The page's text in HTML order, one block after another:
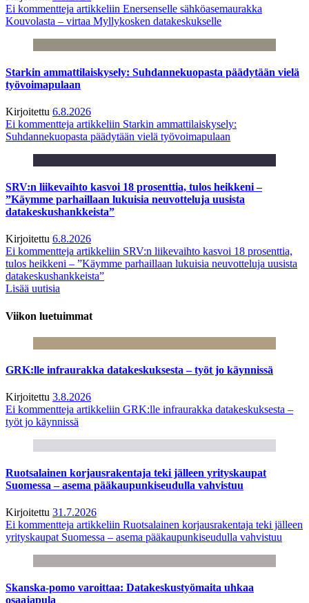
Ei kommentteja artikkeliin Enersenselle sähköasemaurakka
Kouvolasta – virtaa Myllykosken datakeskukselle
Starkin ammattilaiskysely: Suhdannekuopasta päädytään vielä
työvoimapulaan
Kirjoitettu 6.8.2026
Ei kommentteja artikkeliin Starkin ammattilaiskysely:
Suhdannekuopasta päädytään vielä työvoimapulaan
SRV:n liikevaihto kasvoi 18 prosenttia, tulos heikkeni –
”Käymme parhaillaan lukuisia neuvotteluja uusista
datakeskushankkeista”
Kirjoitettu 6.8.2026
Ei kommentteja artikkeliin SRV:n liikevaihto kasvoi 18 prosenttia,
tulos heikkeni – ”Käymme parhaillaan lukuisia neuvotteluja uusista
datakeskushankkeista”
Lisää uutisia
Viikon luetuimmat
GRK:lle infraurakka datakeskuksesta – työt jo käynnissä
Kirjoitettu 3.8.2026
Ei kommentteja artikkeliin GRK:lle infraurakka datakeskuksesta –
työt jo käynnissä
Ruotsalainen korjausrakentaja teki jälleen yrityskaupat
Suomessa – asema pääkaupunkiseudulla vahvistuu
Kirjoitettu 31.7.2026
Ei kommentteja artikkeliin Ruotsalainen korjausrakentaja teki jälleen
yrityskaupat Suomessa – asema pääkaupunkiseudulla vahvistuu
Skanska-pomo varoittaa: Datakeskustyömaita uhkaa
osaajapula